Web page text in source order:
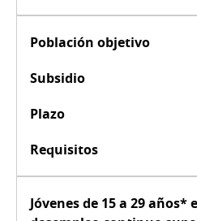
Población objetivo
Subsidio
Plazo
Requisitos
Jóvenes de 15 a 29 años*